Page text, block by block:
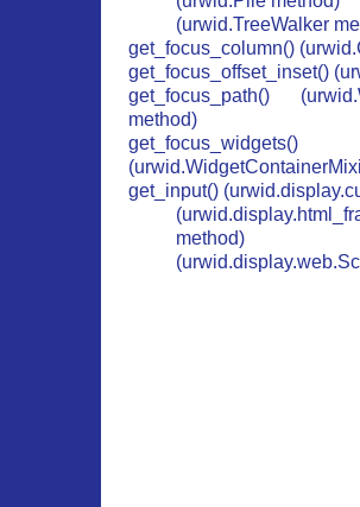
(urwid.TreeWalker
get_focus_column()
get_focus_offset_inset()
get_focus_path()
method)
get_focus_widgets()
get_input()
method)